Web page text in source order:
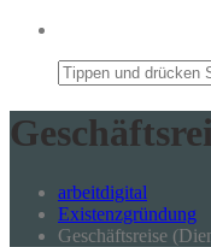
Suchfeld
arbeitdigital
Existenzgründung
Geschäftsreise